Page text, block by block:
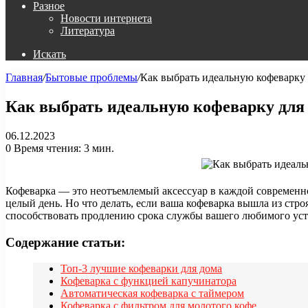
Разное
Новости интернета
Литература
Искать
Главная/Бытовые проблемы/Как выбрать идеальную
Как выбрать идеальную кофеварку
06.12.2023
0 Время чтения: 3 мин.
Кофеварка — это неотъемлемый аксессуар в каждой
целый день. Но что делать, если ваша кофеварка вышла из
способствовать продлению срока службы вашего любимого
Содержание статьи:
Топ-3 лучшие кофеварки для дома
Кофеварка с функцией капучинатора
Автоматическая кофеварка с таймером